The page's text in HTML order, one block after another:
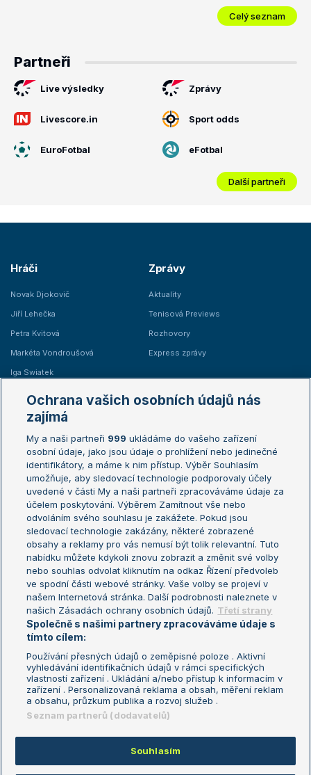
Celý seznam
Partneři
Live výsledky Zprávy
Livescore.in Sport odds
EuroFotbal eFotbal
Další partneři
Hráči
Novak Djokovič
Jiří Lehečka
Petra Kvitová
Markéta Vondroušová
Iga Swiatek
Zprávy
Aktuality
Tenisová Previews
Rozhovory
Express zprávy
Žebříčky
Žebříček ATP (muži)
Žebříček WTA (ženy)
Sázkařský žebříček
Australian Open
French Open
Wimbledon
US Open
Turnaj mistrů
Turnaj mistryň
Aktualní trendy
Fotbalové přestupy
Livesport Daily
LS Prague Open
Podmínky užití
Nastavení soukromí
GDPR a žurnalistika
Reklama
Kontakt
Informace o zpracování osobních
údajů
Copyright © 2008-2026 TenisPortal.cz. Využíváme zpravodajství ČTK.
Ochrana vašich osobních údajů nás
zajímá
My a naši partneři 999 ukládáme do vašeho zařízení
osobní údaje, jako jsou údaje o prohlížení nebo jedinečné
identifikátory, a máme k nim přístup. Výběr Souhlasím
umožňuje, aby sledovací technologie podporovaly účely
uvedené v části My a naši partneři zpracováváme údaje za
účelem poskytování. Výběrem Zamítnout vše nebo
odvoláním svého souhlasu je zakážete. Pokud jsou
sledovací technologie zakázány, některé zobrazené
obsahy a reklamy pro vás nemusí být tolik relevantní. Tuto
nabídku můžete kdykoli znovu zobrazit a změnit své volby
nebo souhlas odvolat kliknutím na odkaz Řízení předvoleb
ve spodní části webové stránky. Vaše volby se projeví v
našem Internetová stránka. Další podrobnosti naleznete v
našich Zásadách ochrany osobních údajů. Třetí strany
Společně s našimi partnery zpracováváme údaje s
tímto cílem:
Používání přesných údajů o zeměpisné poloze . Aktivní
vyhledávání identifikačních údajů v rámci specifických
vlastností zařízení . Ukládání a/nebo přístup k informacím v
zařízení . Personalizovaná reklama a obsah, měření reklam
a obsahu, průzkum publika a rozvoj služeb .
Seznam partnerů (dodavatelů)
Souhlasím